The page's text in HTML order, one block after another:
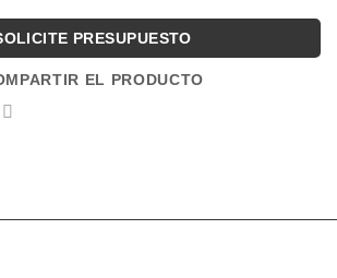
PRESUPUESTO
EL PRODUCTO